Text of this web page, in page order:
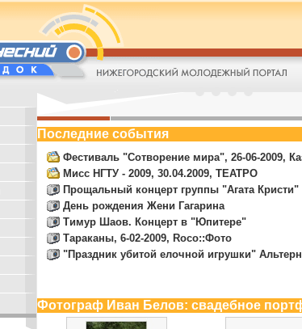
Последние события
Фестиваль "Сотворение мира", 26-06-2009,
Мисс НГТУ - 2009, 30.04.2009, ТЕАТРО
Прощальный концерт группы "Агата
День рождения Жени Гагарина
Тимур Шаов. Концерт в "Юпитере"
Тараканы, 6-02-2009, Roco::Фото
"Праздник убитой елочной игрушки"
Фотограф Иван Белов: свадебное